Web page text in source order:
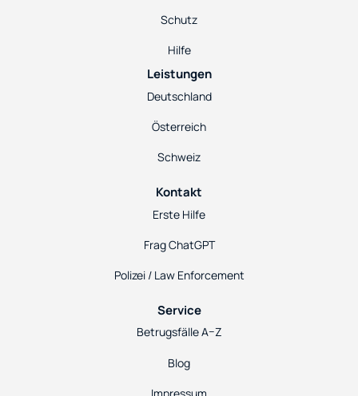
Schutz
Hilfe
Leistungen
Deutschland
Österreich
Schweiz
Kontakt
Erste Hilfe
Frag ChatGPT
Polizei / Law Enforcement
Service
Betrugsfälle A–Z
Blog
Impressum